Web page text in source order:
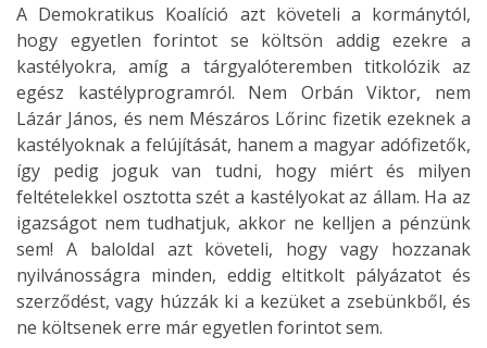
A Demokratikus Koalíció azt követeli a kormánytól,
hogy egyetlen forintot se költsön addig ezekre a
kastélyokra, amíg a tárgyalóteremben titkolózik az
egész kastélyprogramról. Nem Orbán Viktor, nem
Lázár János, és nem Mészáros Lőrinc fizetik ezeknek a
kastélyoknak a felújítását, hanem a magyar adófizetők,
így pedig joguk van tudni, hogy miért és milyen
feltételekkel osztotta szét a kastélyokat az állam. Ha az
igazságot nem tudhatjuk, akkor ne kelljen a pénzünk
sem! A baloldal azt követeli, hogy vagy hozzanak
nyilvánosságra minden, eddig eltitkolt pályázatot és
szerződést, vagy húzzák ki a kezüket a zsebünkből, és
ne költsenek erre már egyetlen forintot sem.